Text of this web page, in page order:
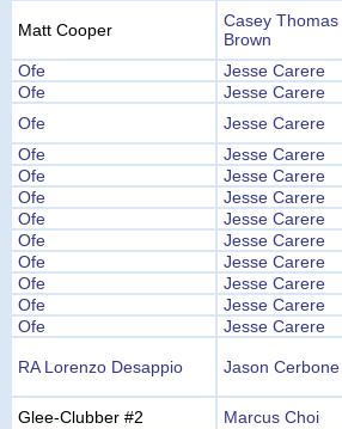
Matt Cooper
Casey Thomas
Brown
Ofe
Jesse Carere
Ofe
Jesse Carere
Ofe
Jesse Carere
Ofe
Jesse Carere
Ofe
Jesse Carere
Ofe
Jesse Carere
Ofe
Jesse Carere
Ofe
Jesse Carere
Ofe
Jesse Carere
Ofe
Jesse Carere
Ofe
Jesse Carere
Ofe
Jesse Carere
RA Lorenzo Desappio Jason Cerbone
Glee-Clubber #2
Marcus Choi